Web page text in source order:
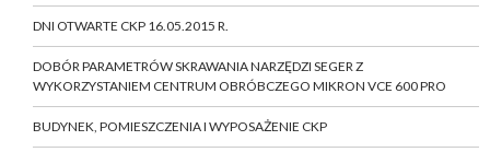
DNI OTWARTE CKP 16.05.2015 R.
DOBÓR PARAMETRÓW SKRAWANIA NARZĘDZI SEGER Z
WYKORZYSTANIEM CENTRUM OBRÓBCZEGO MIKRON VCE 600 PRO
BUDYNEK, POMIESZCZENIA I WYPOSAŻENIE CKP